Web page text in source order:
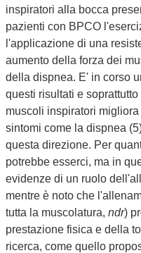
inspiratori alla bocca
pazienti con BPCO
l'applicazione di una
aumento della forza dei
della dispnea. E' in corso
questi risultati e
muscoli inspiratori
sintomi come la dispnea
questa direzione. Per
potrebbe esserci, ma in
evidenze di un ruolo
mentre è noto che
tutta la muscolatura, ndr)
prestazione fisica e della
ricerca, come quello